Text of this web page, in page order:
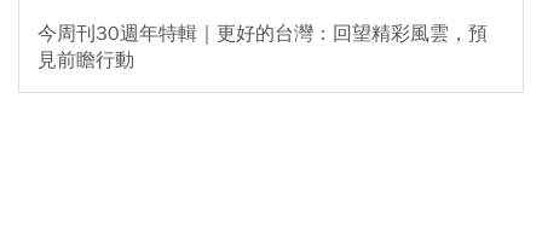
今周刊30週年特輯｜更好的台灣：回望精彩風雲，預
見前瞻行動